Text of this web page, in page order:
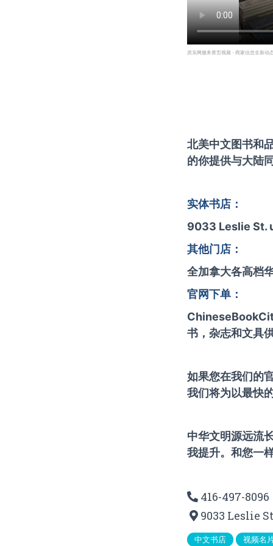
房东网服务黄页视频 - 商家信息全新动
北美中文图书和
的你提供与大陆
实体书店：
9033 Leslie St.
其他门店：
全加拿大各高档
官网下单：
书，杂志和文具
如果您在我们的
我们将为以最快
中华文明源远流
我提升。和您一
416-497-8096
9033 Leslie
中文书店 视频名